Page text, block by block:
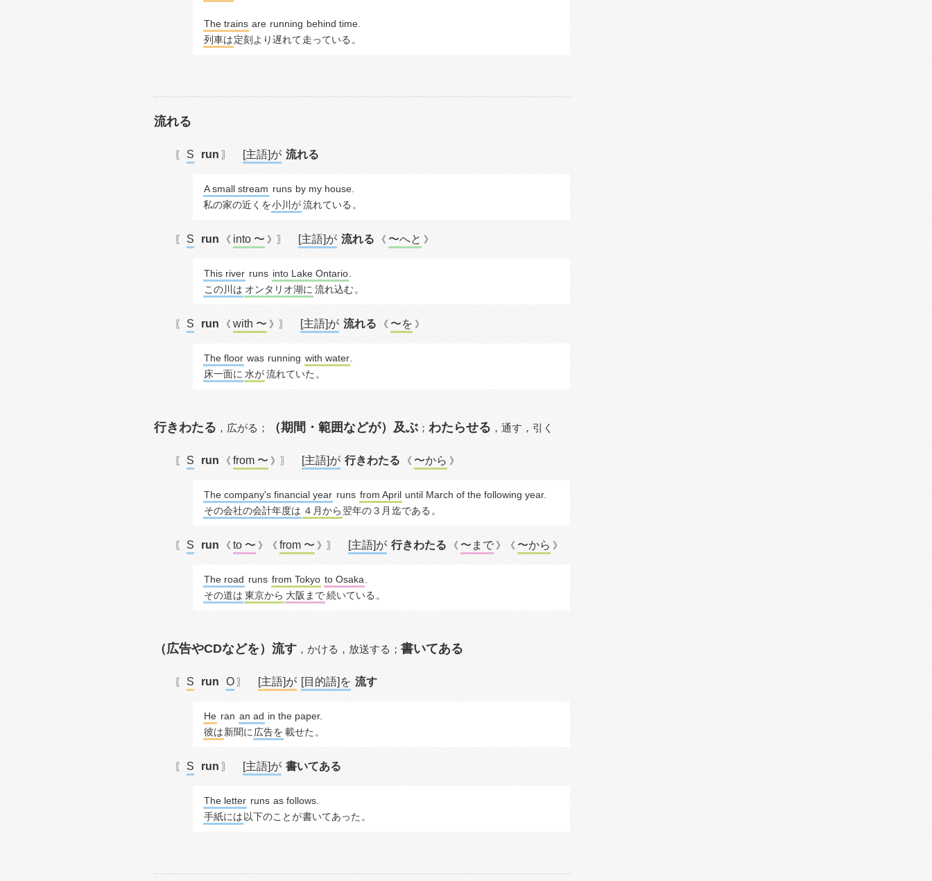
The trains are running behind time.
列車は定刻より遅れて走っている 。
流れる
〖 S run 〗 [主語]が 流れる
A small stream runs by my house.
私の家の近くを小川が流れている 。
〖 S run 《 into 〜 》〗 [主語]が 流れる 《 〜へと 》
This river runs into Lake Ontario
この川は オンタリオ湖に 流れ込む。
〖 S run 《 with 〜 》〗 [主語]が 流れる 《 〜を 》
The floor was running with water
床一面に 水が流れていた 。
行きわたる ， 広がる； （期間・範囲などが）及ぶ ； わたらせる ， 通す， 引く
〖 S run 《 from 〜 》〗 [主語]が 行きわたる 《 〜から 》
The company's financial year runs from April until March of the following year.
その会社の会計年度は ４月から 翌年の３月 迄である 。
〖 S run 《 to 〜 》《 from 〜 》〗 [主語]が 行きわたる 《 〜まで 》《 〜から 》
The road runs from Tokyo to Osaka
その道は 東京から 大阪まで続いている 。
（広告やCDなどを）流す ， かける， 放送する； 書いてある
〖 S run O〗 [主語]が [目的語]を 流す
He ran an ad in the paper.
彼は新聞に 広告を 載せた 。
〖 S run 〗 [主語]が 書いてある
The letter runs as follows.
手紙には 以下のことが書いてあった 。